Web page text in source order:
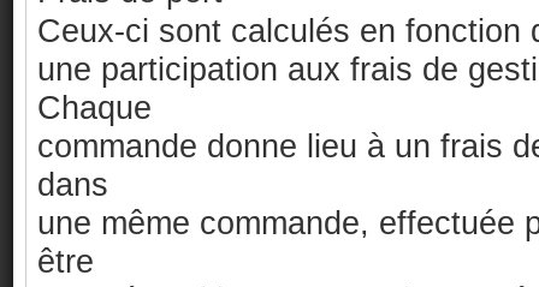
Ceux-ci sont calculés en fonction
une participation aux frais de
Chaque
commande donne lieu à un frais
dans
une même commande, effectuée
être